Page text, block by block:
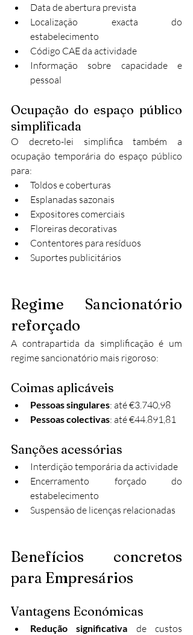
Data de abertura prevista
Localização exacta do
estabelecimento
Código CAE da actividade
Informação sobre capacidade e
pessoal
Ocupação do espaço público
simplificada
O decreto-lei simplifica também a
ocupação temporária do espaço público
para:
Toldos e coberturas
Esplanadas sazonais
Expositores comerciais
Floreiras decorativas
Contentores para resíduos
Suportes publicitários
Regime Sancionatório
reforçado
A contrapartida da simplificação é um
regime sancionatório mais rigoroso:
Coimas aplicáveis
Pessoas singulares: até €3.740,98
Pessoas colectivas: até €44.891,81
Sanções acessórias
Interdição temporária da actividade
Encerramento forçado do
estabelecimento
Suspensão de licenças relacionadas
Benefícios concretos
para Empresários
Vantagens Económicas
Redução significativa de custos